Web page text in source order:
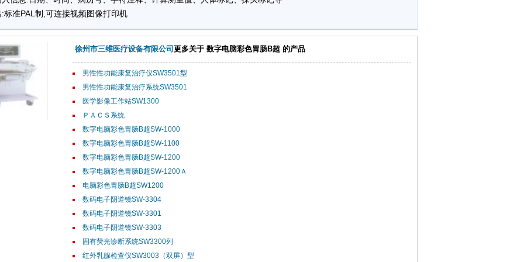
标准PAL制,可连接视频图像打印机
徐州市三维医疗设备有限公司 更多关于 数字电脑彩色胃肠B超 的产品
男性性功能康复治疗仪SW3501型
男性性功能康复治疗系统SW3501
医学影像工作站SW1300
ＰＡＣＳ系统
数字电脑彩色胃肠B超SW-1000
数字电脑彩色胃肠B超SW-1100
数字电脑彩色胃肠B超SW-1200
数字电脑彩色胃肠B超SW-1200Ａ
电脑彩色胃肠B超SW1200
数码电子阴道镜SW-3304
数码电子阴道镜SW-3301
数码电子阴道镜SW-3303
固有荧光诊断系统SW3300列
红外乳腺检查仪SW3003（双屏）型